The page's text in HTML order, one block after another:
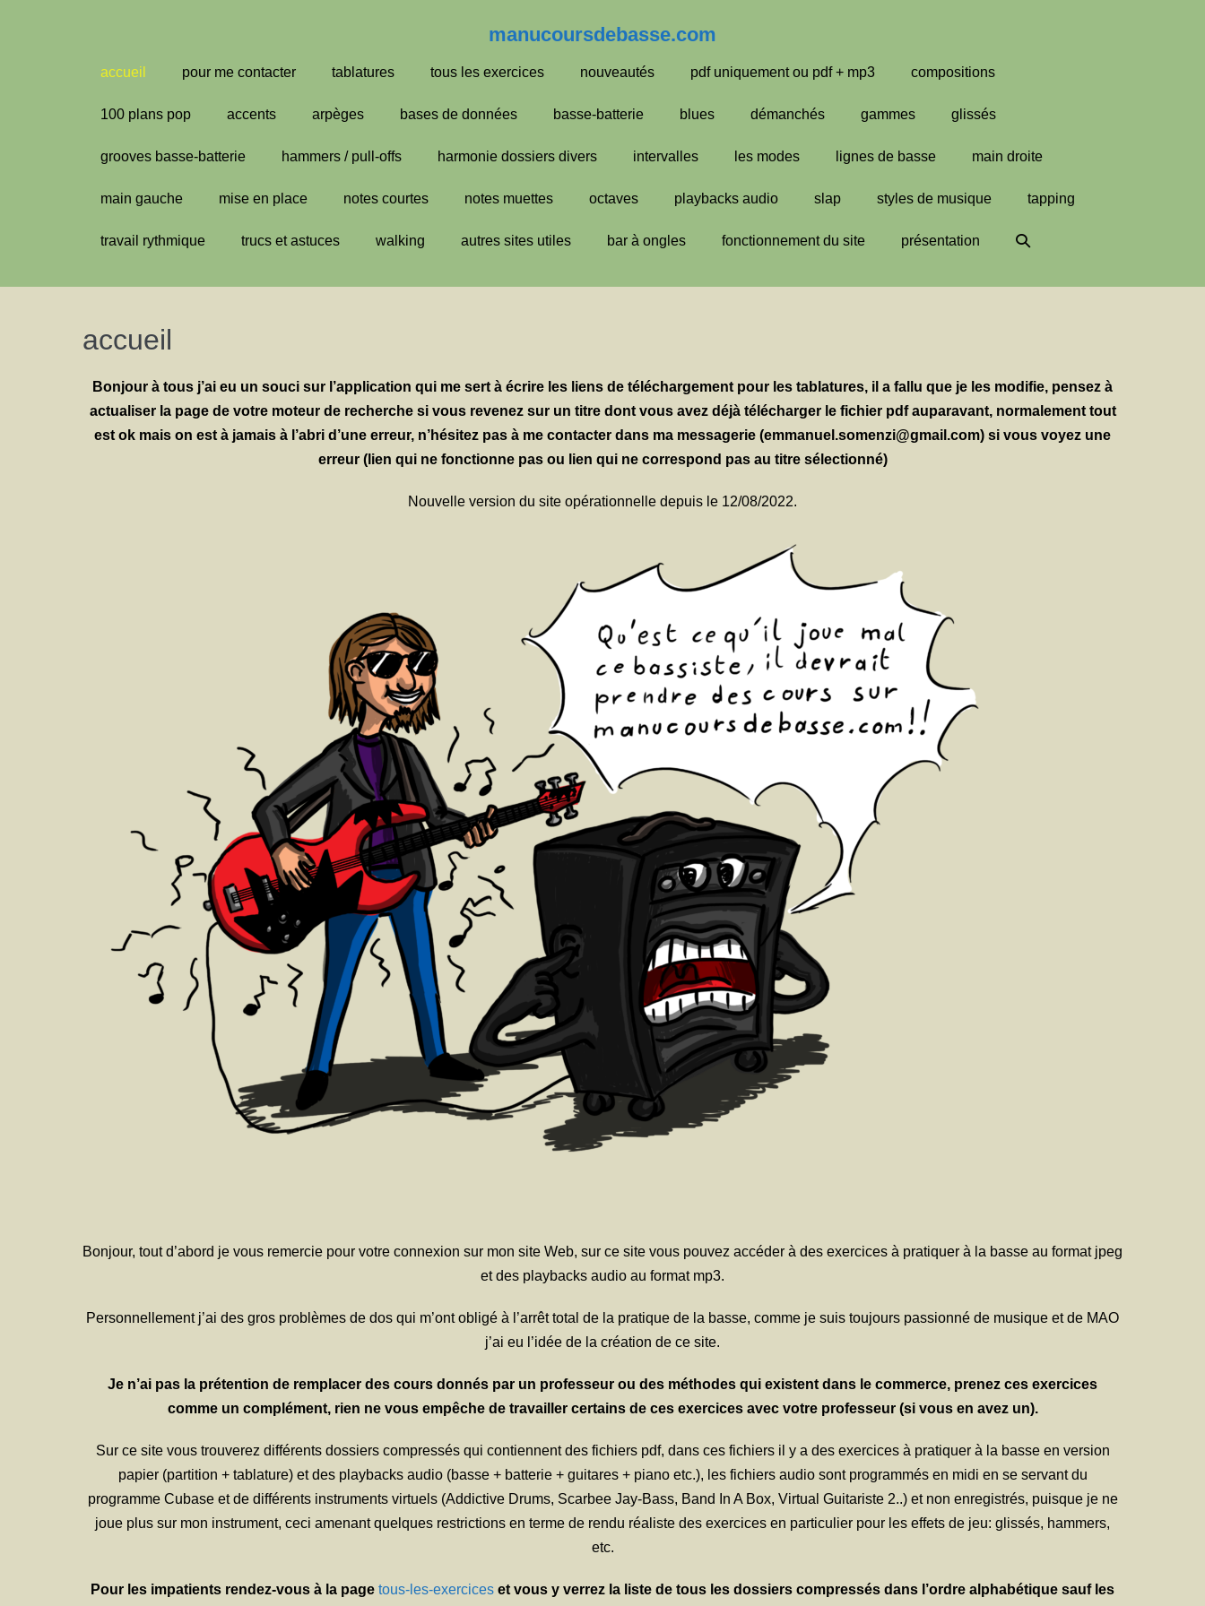
manucoursdebasse.com
accueil pour me contacter tablatures tous les exercices nouveautés pdf uniquement ou pdf + mp3 compositions
100 plans pop accents arpèges bases de données basse-batterie blues démanchés gammes glissés
grooves basse-batterie hammers / pull-offs harmonie dossiers divers intervalles les modes lignes de basse main droite
main gauche mise en place notes courtes notes muettes octaves playbacks audio slap styles de musique tapping
travail rythmique trucs et astuces walking autres sites utiles bar à ongles fonctionnement du site présentation
Basculer
recherche
accueil
Bonjour à tous j’ai eu un souci sur l’application qui me sert à écrire les liens de téléchargement pour les tablatures, il a fallu que je les modifie, pensez à
actualiser la page de votre moteur de recherche si vous revenez sur un titre dont vous avez déjà télécharger le fichier pdf auparavant, normalement tout
est ok mais on est à jamais à l’abri d’une erreur, n’hésitez pas à me contacter dans ma messagerie (emmanuel.somenzi@gmail.com) si vous voyez une
erreur (lien qui ne fonctionne pas ou lien qui ne correspond pas au titre sélectionné)
Nouvelle version du site opérationnelle depuis le 12/08/2022.
Bonjour, tout d’abord je vous remercie pour votre connexion sur mon site Web, sur ce site vous pouvez accéder à des exercices à pratiquer à la basse au format jpeg
et des playbacks audio au format mp3.
Personnellement j’ai des gros problèmes de dos qui m’ont obligé à l’arrêt total de la pratique de la basse, comme je suis toujours passionné de musique et de MAO
j’ai eu l’idée de la création de ce site.
Je n’ai pas la prétention de remplacer des cours donnés par un professeur ou des méthodes qui existent dans le commerce, prenez ces exercices
comme un complément, rien ne vous empêche de travailler certains de ces exercices avec votre professeur (si vous en avez un).
Sur ce site vous trouverez différents dossiers compressés qui contiennent des fichiers pdf, dans ces fichiers il y a des exercices à pratiquer à la basse en version
papier (partition + tablature) et des playbacks audio (basse + batterie + guitares + piano etc.), les fichiers audio sont programmés en midi en se servant du
programme Cubase et de différents instruments virtuels (Addictive Drums, Scarbee Jay-Bass, Band In A Box, Virtual Guitariste 2..) et non enregistrés, puisque je ne
joue plus sur mon instrument, ceci amenant quelques restrictions en terme de rendu réaliste des exercices en particulier pour les effets de jeu: glissés, hammers,
etc.
Pour les impatients rendez-vous à la page tous-les-exercices et vous y verrez la liste de tous les dossiers compressés dans l’ordre alphabétique sauf les